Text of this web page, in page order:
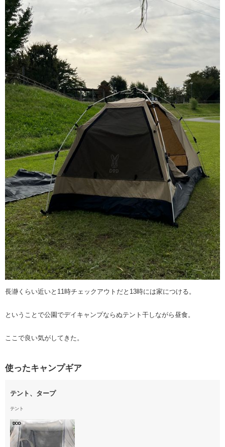
長瀞くらい近いと11時チェックアウトだと13時には家につける。
ということで公園でデイキャンプならぬテント干しながら昼食。
ここで良い気がしてきた。
使ったキャンプギア
テント、タープ
テント
DOD